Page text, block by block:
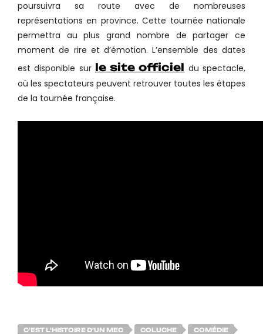
poursuivra sa route avec de nombreuses
représentations en province. Cette tournée nationale
permettra au plus grand nombre de partager ce
moment de rire et d’émotion. L’ensemble des dates
est disponible sur le site officiel du spectacle,
où les spectateurs peuvent retrouver toutes les étapes
de la tournée française.
C'EST L'HISTOIRE D'UN MEC COLUCHE COMÉDIE